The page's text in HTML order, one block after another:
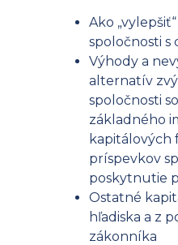
Ako
spoločnosti s
Výhody a
alternatív
spoločnosti
základného
kapitálových
príspevkov
poskytnutie
Ostatné
hľadiska a z
zákonníka